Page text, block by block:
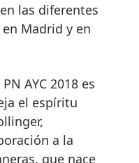
las diferentes
Madrid y en
AYC 2018 es
el espíritu
a la
que nace